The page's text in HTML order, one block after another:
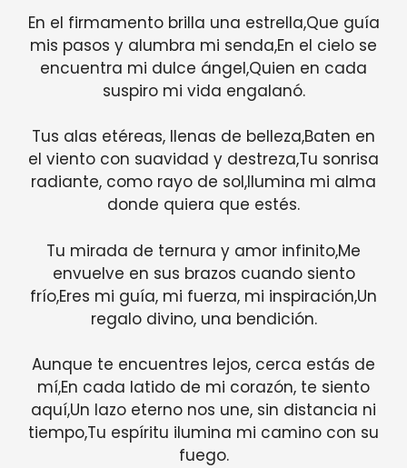
En el firmamento brilla una estrella,Que guía
mis pasos y alumbra mi senda,En el cielo se
encuentra mi dulce ángel,Quien en cada
suspiro mi vida engalanó.
Tus alas etéreas, llenas de belleza,Baten en
el viento con suavidad y destreza,Tu sonrisa
radiante, como rayo de sol,Ilumina mi alma
donde quiera que estés.
Tu mirada de ternura y amor infinito,Me
envuelve en sus brazos cuando siento
frío,Eres mi guía, mi fuerza, mi inspiración,Un
regalo divino, una bendición.
Aunque te encuentres lejos, cerca estás de
mí,En cada latido de mi corazón, te siento
aquí,Un lazo eterno nos une, sin distancia ni
tiempo,Tu espíritu ilumina mi camino con su
fuego.